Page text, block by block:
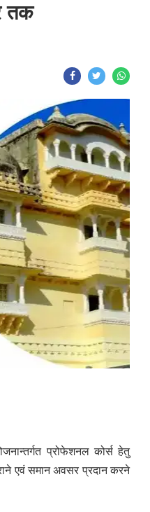
तक
प्रोफेशनल कोर्स हेतु
एवं समान अवसर प्रदान करने